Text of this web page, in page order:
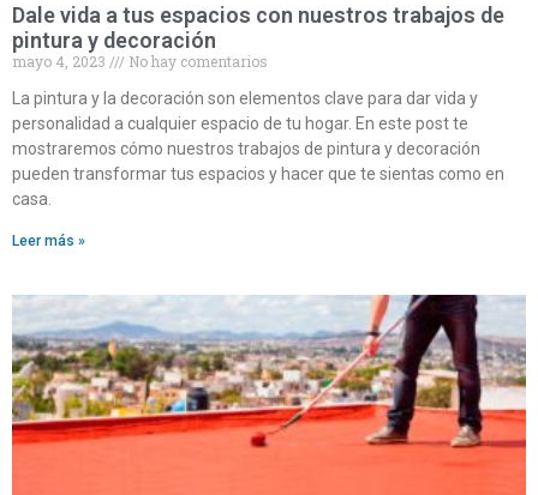
Dale vida a tus espacios con nuestros trabajos de
pintura y decoración
mayo 4, 2023
No hay comentarios
La pintura y la decoración son elementos clave para dar vida y
personalidad a cualquier espacio de tu hogar. En este post te
mostraremos cómo nuestros trabajos de pintura y decoración
pueden transformar tus espacios y hacer que te sientas como en
casa.
Leer más »